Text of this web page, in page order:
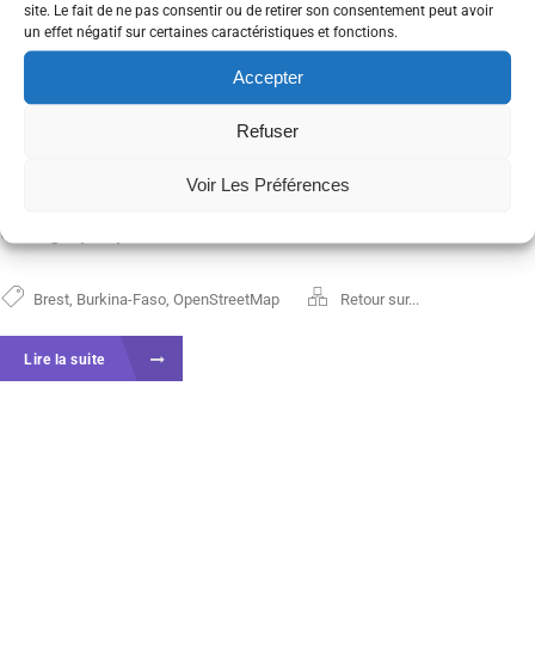
site. Le fait de ne pas consentir ou de retirer son consentement peut avoir
un effet négatif sur certaines caractéristiques et fonctions.
Accepter
Refuser
Voir Les Préférences
D’après http://www.openstreetmap.orgJeudi 10
octobre dernier les communautés de contributeurs
OpenStreetMap avaient rendez-vous entre Bretagne
et Afrique. La Cantine brestoise accueillait un groupe
temps « accélérateur de contribution
cartographique » entre Brest et...
Brest Burkina-Faso OpenStreetMap Retour sur...
Lire la suite